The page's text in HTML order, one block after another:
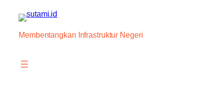
content
Membentangkan Infrastruktur Negeri